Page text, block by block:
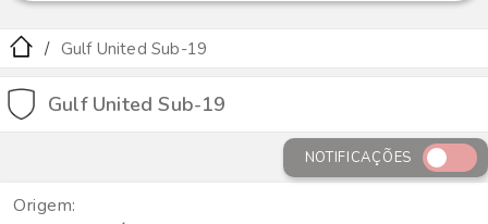
Gulf United Sub-19
Gulf United Sub-19
NOTIFICAÇÕES
Origem: